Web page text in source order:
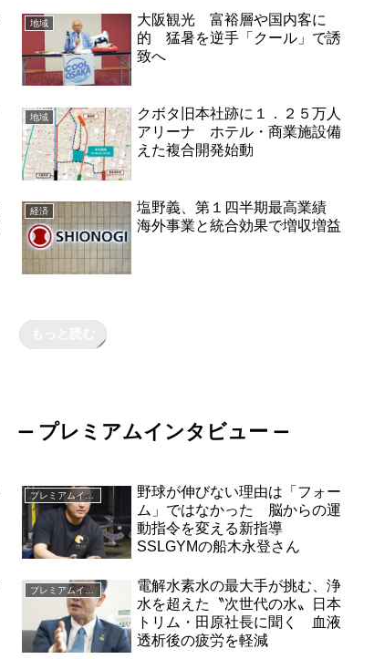
地域
大阪観光 富裕層や国内客に
的 猛暑を逆手「クール」で誘
致へ
地域
クボタ旧本社跡に１．２５万人
アリーナ ホテル・商業施設備
えた複合開発始動
経済
塩野義、第１四半期最高業績
海外事業と統合効果で増収増益
ー プレミアムインタビュー ー
プレミアムインタビュー
野球が伸びない理由は「フォー
ム」ではなかった 脳からの運
動指令を変える新指導
SSLGYMの船木永登さん
プレミアムインタビュー
電解水素水の最大手が挑む、浄
水を超えた〝次世代の水〟日本
トリム・田原社長に聞く 血液
透析後の疲労を軽減